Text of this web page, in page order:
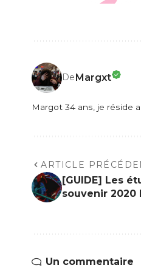
DeMargxt
Margot 34 ans, je réside
ARTICLE
[GUIDE] Les
souvenir 2020
Un commentaire